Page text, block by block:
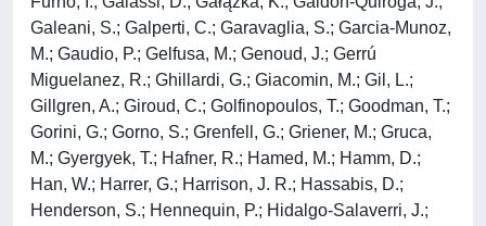
Galeani, S.; Galperti, C.; Garavaglia, S.; Garcia-Munoz,
M.; Gaudio, P.; Gelfusa, M.; Genoud, J.; Gerrú
Miguelanez, R.; Ghillardi, G.; Giacomin, M.; Gil, L.;
Gillgren, A.; Giroud, C.; Golfinopoulos, T.; Goodman, T.;
Gorini, G.; Gorno, S.; Grenfell, G.; Griener, M.; Gruca,
M.; Gyergyek, T.; Hafner, R.; Hamed, M.; Hamm, D.;
Han, W.; Harrer, G.; Harrison, J. R.; Hassabis, D.;
Henderson, S.; Hennequin, P.; Hidalgo-Salaverri, J.;